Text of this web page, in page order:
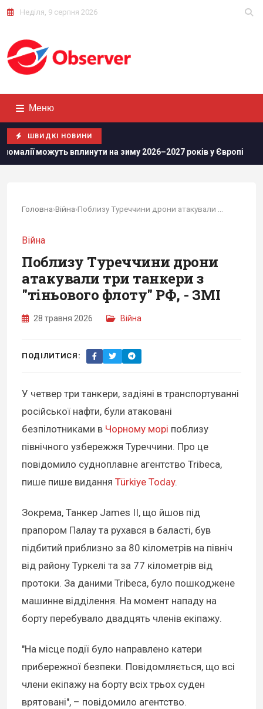
Неділя, 9 серпня 2026
Меню
ШВИДКІ НОВИНИ
вплинути на зиму 2026–2027 років у Європі Росіяни
Головна›Війна›
Війна
Поблизу Туреччини дрони
атакували три танкери з
"тіньового флоту" РФ, - ЗМІ
28 травня 2026 Війна
ПОДІЛИТИСЯ:
У четвер три танкери, задіяні в транспортуванні
російської нафти, були атаковані
безпілотниками в Чорному морі поблизу
північного узбережжя Туреччини. Про це
повідомило судноплавне агентство Tribeca,
пише пише видання Türkiye Today.
Зокрема, Танкер James II, що йшов під
прапором Палау та рухався в баласті, був
підбитий приблизно за 80 кілометрів на північ
від району Туркелі та за 77 кілометрів від
протоки. За даними Tribeca, було пошкоджене
машинне відділення. На момент нападу на
борту перебувало двадцять членів екіпажу.
"На місце події було направлено катери
прибережної безпеки. Повідомляється, що всі
члени екіпажу на борту всіх трьох суден
врятовані", – повідомило агентство.